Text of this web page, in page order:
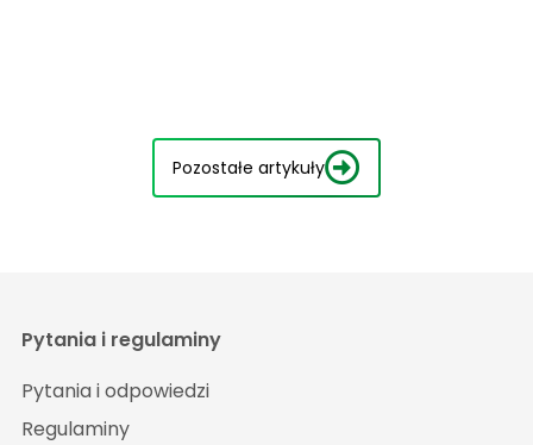
Pozostałe artykuły
Pytania i regulaminy
Pytania i odpowiedzi
Regulaminy